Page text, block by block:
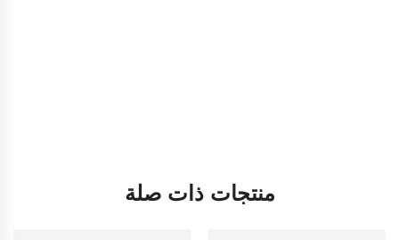
منتجات ذات صلة